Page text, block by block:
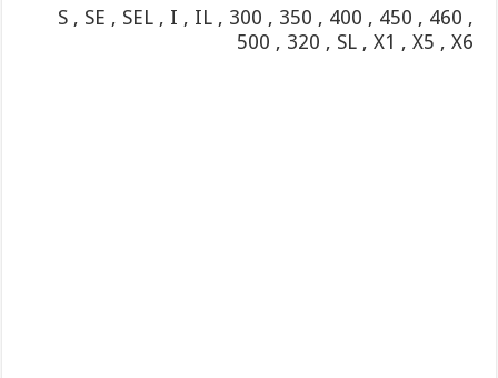
S , SE , SEL , I , IL , 300 , 350 , 400 , 450 , 460 ,
500 , 320 , SL , X1 , X5 , X6